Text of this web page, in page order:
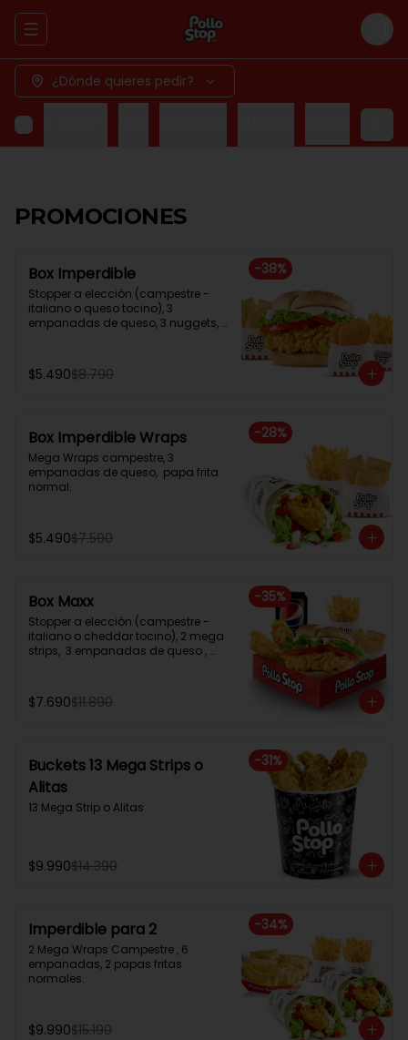
Abrir menu de navegación Login
¿Dónde quieres pedir?
WRAPS
PROMOCIONES
-38%
Box Imperdible
Stopper a elección (campestre -
italiano o queso tocino), 3
empanadas de queso, 3 nuggets,
$5.490$8.790
-28%
Box Imperdible Wraps
Mega Wraps campestre, 3
empanadas de queso,  papa frita
normal.
$5.490$7.590
-35%
Box Maxx
Stopper a elección (campestre -
italiano o cheddar tocino), 2 mega
strips,  3 empanadas de queso ,
$7.690$11.890
-31%
Buckets 13 Mega Strips o
Alitas
13 Mega Strip o Alitas
$9.990$14.390
-34%
Imperdible para 2
2 Mega Wraps Campestre , 6
empanadas, 2 papas fritas
normales.
$9.990$15.190